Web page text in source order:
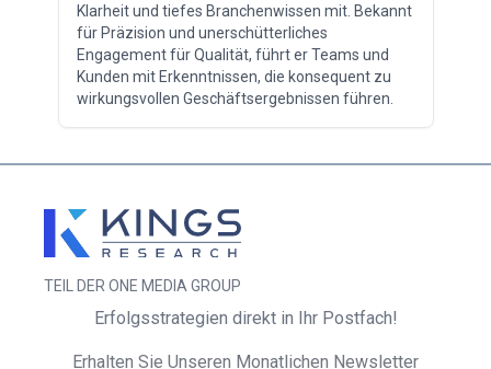
Klarheit und tiefes Branchenwissen mit. Bekannt
für Präzision und unerschütterliches
Engagement für Qualität, führt er Teams und
Kunden mit Erkenntnissen, die konsequent zu
wirkungsvollen Geschäftsergebnissen führen.
TEIL DER ONE MEDIA GROUP
Erfolgsstrategien direkt in Ihr Postfach!
Erhalten Sie Unseren Monatlichen Newsletter